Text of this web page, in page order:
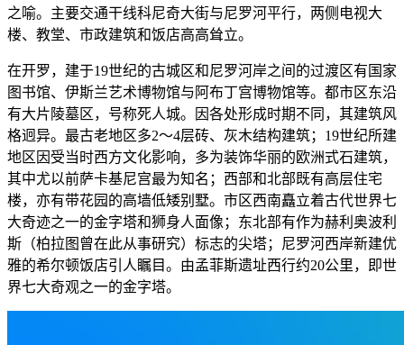
之喻。主要交通干线科尼奇大街与尼罗河平行，两侧电视大
楼、教堂、市政建筑和饭店高高耸立。
在开罗，建于19世纪的古城区和尼罗河岸之间的过渡区有国家
图书馆、伊斯兰艺术博物馆与阿布丁宫博物馆等。都市区东沿
有大片陵墓区，号称死人城。因各处形成时期不同，其建筑风
格迥异。最古老地区多2～4层砖、灰木结构建筑；19世纪所建
地区因受当时西方文化影响，多为装饰华丽的欧洲式石建筑，
其中尤以前萨卡基尼宫最为知名；西部和北部既有高层住宅
楼，亦有带花园的高墙低矮别墅。市区西南矗立着古代世界七
大奇迹之一的金字塔和狮身人面像；东北部有作为赫利奥波利
斯（柏拉图曾在此从事研究）标志的尖塔；尼罗河西岸新建优
雅的希尔顿饭店引人瞩目。由孟菲斯遗址西行约20公里，即世
界七大奇观之一的金字塔。